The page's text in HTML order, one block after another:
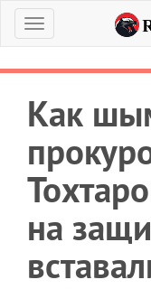
Меню
Как
на